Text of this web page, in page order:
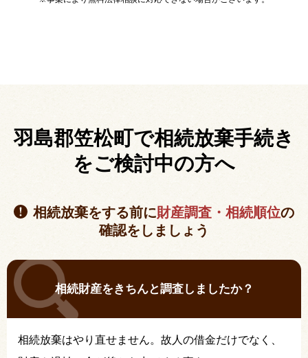
羽島郡笠松町で相続放棄手続き
をご検討中の方へ
相続放棄をする前に財産調査・相続順位の
確認をしましょう
相続財産をきちんと調査しましたか？
相続放棄はやり直せません。故人の借金だけでなく、